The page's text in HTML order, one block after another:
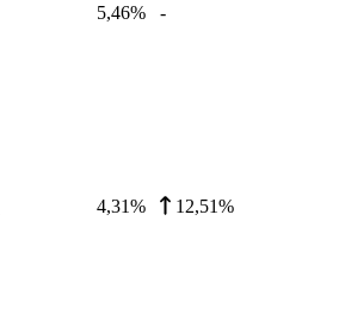
5,46% -
4,31% 12,51%